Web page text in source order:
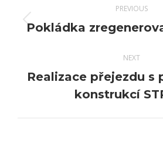
navigation
PREVIOUS
Previous
Pokládka
NEXT
Next
project:
Realizace přejezdu s
konstrukcí